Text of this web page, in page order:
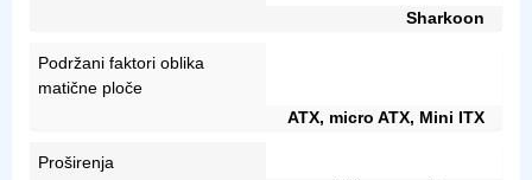
Sharkoon
Podržani faktori oblika
matične ploče
ATX, micro ATX, Mini ITX
Proširenja